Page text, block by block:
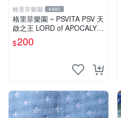
格里菲樂園 4491
格里菲樂園 ~ PSVITA PSV 天
啟之王 LORD of APOCALYP
SE 日版 裸卡
$200